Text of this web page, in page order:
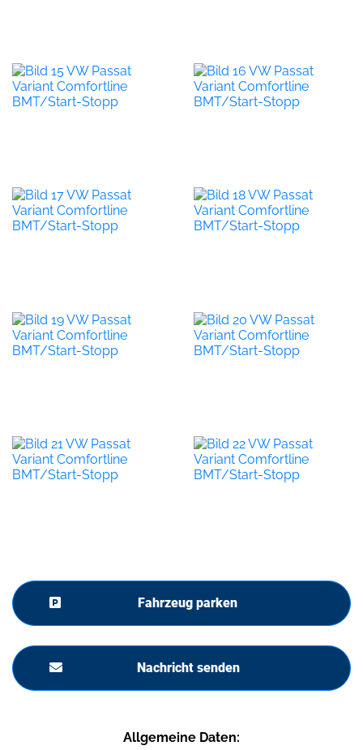
Fahrzeug parken
Nachricht senden
Allgemeine Daten: